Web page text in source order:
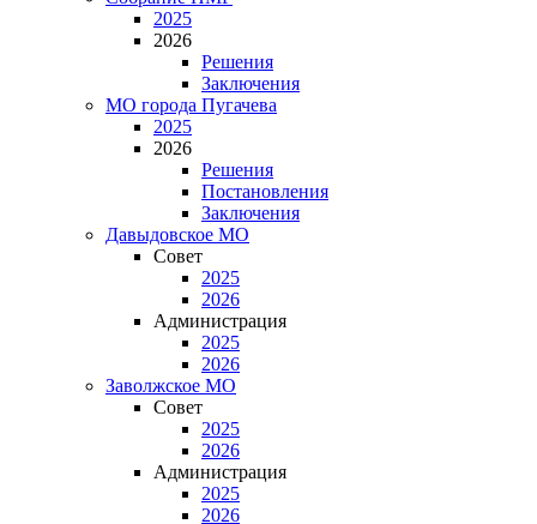
2025
2026
Решения
Заключения
МО города Пугачева
2025
2026
Решения
Постановления
Заключения
Давыдовское МО
Совет
2025
2026
Администрация
2025
2026
Заволжское МО
Совет
2025
2026
Администрация
2025
2026